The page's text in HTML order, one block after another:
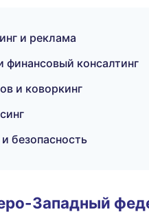
и реклама
консалтинг
и коворкинг
безопасность
Западный